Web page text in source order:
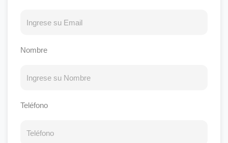
Nombre
Teléfono